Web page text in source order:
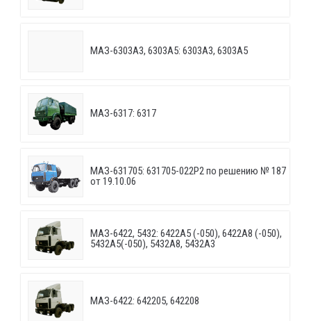
МАЗ-6303A3, 6303A5: 6303A3, 6303A5
МАЗ-6317: 6317
МАЗ-631705: 631705-022P2 по решению № 187
от 19.10.06
МАЗ-6422, 5432: 6422A5 (-050), 6422A8 (-050),
5432A5(-050), 5432A8, 5432A3
МАЗ-6422: 642205, 642208